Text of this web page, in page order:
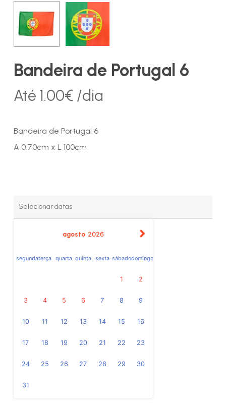
Bandeira de Portugal 6
Até 1.00€ /dia
Bandeira de Portugal 6
A 0.70cm x L 100cm
agosto 2026
segundaterça quarta quinta sexta sábadodomingo
1 2
3 4 5 6 7 8 9
10 11 12 13 14 15 16
17 18 19 20 21 22 23
24 25 26 27 28 29 30
31